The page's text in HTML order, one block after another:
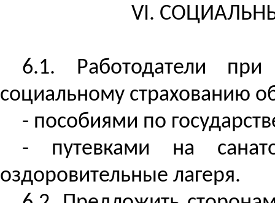
VI.
6.1. Работодатели
социальному страхованию
- пособиями по
- путевками на
оздоровительные лагеря.